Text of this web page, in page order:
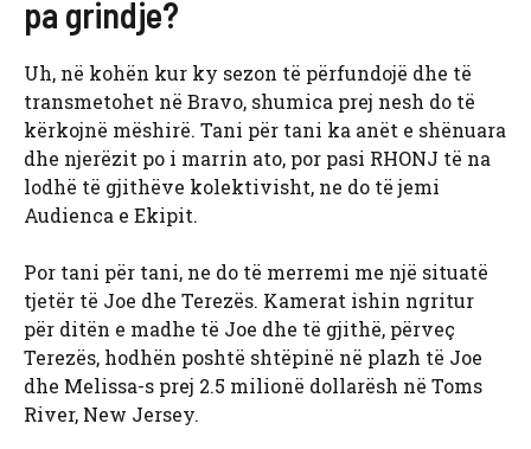
pa grindje?
Uh, në kohën kur ky sezon të përfundojë dhe të
transmetohet në Bravo, shumica prej nesh do të
kërkojnë mëshirë. Tani për tani ka anët e shënuara
dhe njerëzit po i marrin ato, por pasi RHONJ të na
lodhë të gjithëve kolektivisht, ne do të jemi
Audienca e Ekipit.
Por tani për tani, ne do të merremi me një situatë
tjetër të Joe dhe Terezës. Kamerat ishin ngritur
për ditën e madhe të Joe dhe të gjithë, përveç
Terezës, hodhën poshtë shtëpinë në plazh të Joe
dhe Melissa-s prej 2.5 milionë dollarësh në Toms
River, New Jersey.